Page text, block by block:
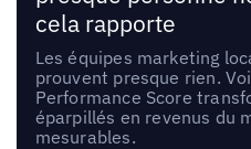
cela rapporte
Les équipes marketing
prouvent presque rien.
Performance Score
éparpillés en revenus du
mesurables.